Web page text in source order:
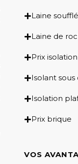
Laine
Laine de
Prix
Isolant sous
Isolation
Prix brique
VOS